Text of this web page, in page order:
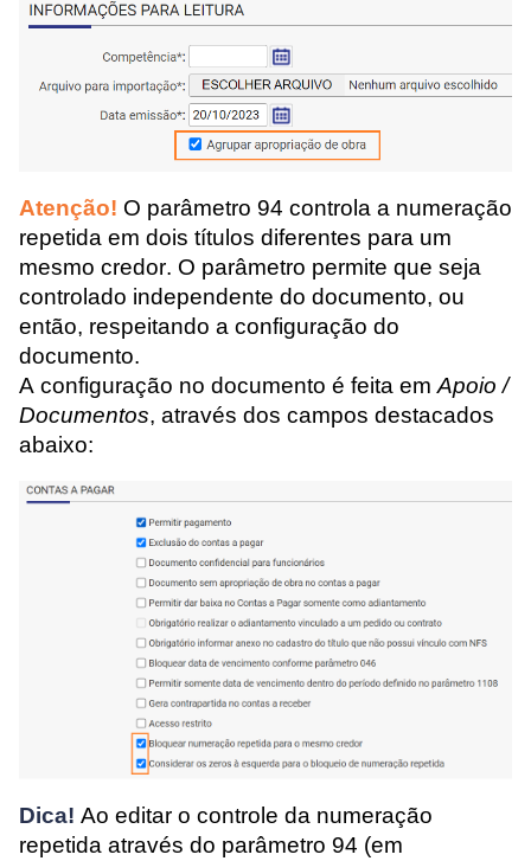
Atenção! O parâmetro 94 controla a numeração
repetida em dois títulos diferentes para um
mesmo credor. O parâmetro permite que seja
controlado independente do documento, ou
então, respeitando a configuração do
documento.
A configuração no documento é feita em Apoio /
Documentos, através dos campos destacados
abaixo:
Dica! Ao editar o controle da numeração
repetida através do parâmetro 94 (em